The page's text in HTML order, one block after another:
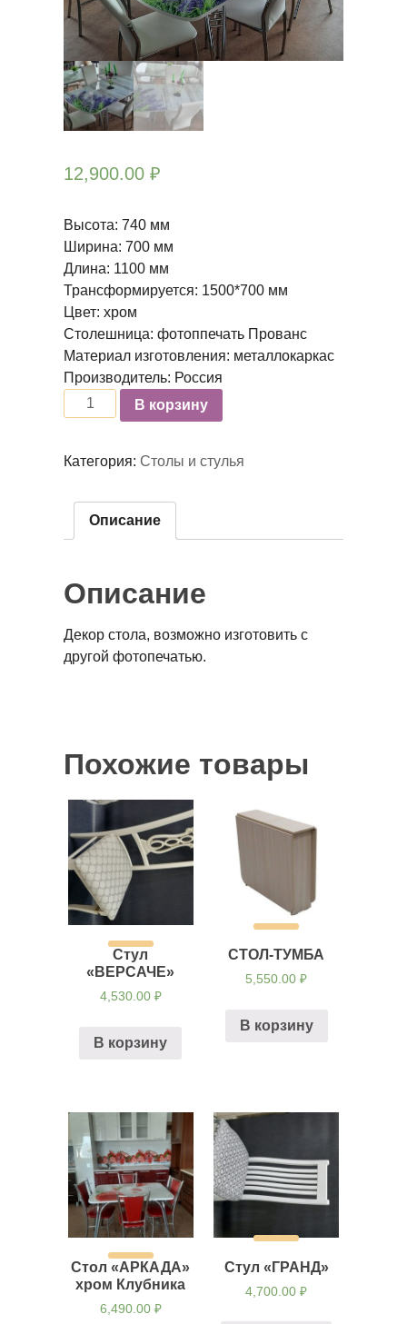
12,900.00 ₽
Высота: 740 мм
Ширина: 700 мм
Длина: 1100 мм
Трансформируется: 1500*700 мм
Цвет: хром
Столешница: фотоппечать Прованс
Материал изготовления: металлокаркас
Производитель: Россия
КоличествоВ корзину
Категория: Столы и стулья
Описание
Описание
Декор стола, возможно изготовить с
другой фотопечатью.
Похожие товары
Стул
«ВЕРСАЧЕ»
4,530.00 ₽
В корзину
СТОЛ-ТУМБА
5,550.00₽
В корзину
Стол «АРКАДА»
хром Клубника
6,490.00 ₽
Стул «ГРАНД»
4,700.00₽